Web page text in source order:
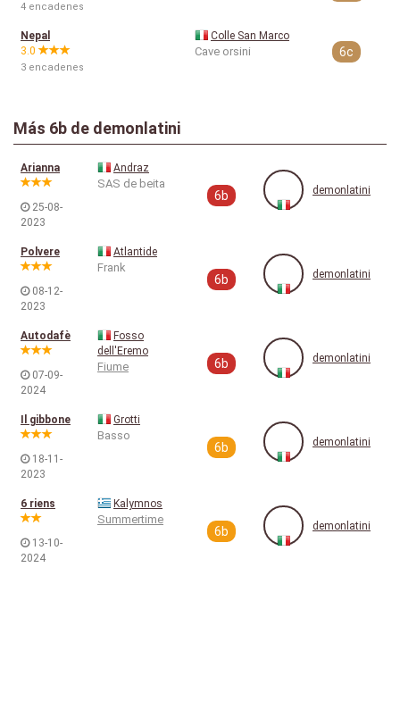
4 encadenes
Nepal
3.0
3 encadenes
Colle San Marco
Cave orsini 6c
Más 6b de demonlatini
Arianna
25-08-
2023
Andraz
SAS de beita
6b demonlatini
Polvere
08-12-
2023
Atlantide
Frank
6b demonlatini
Autodafè
07-09-
2024
Fosso
dell'Eremo
Fiume 6b demonlatini
Il gibbone
18-11-
2023
Grotti
Basso
6b demonlatini
6 riens
13-10-
2024
Kalymnos
Summertime
6b demonlatini